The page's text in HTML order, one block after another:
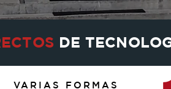
DE
VARIAS FORMAS